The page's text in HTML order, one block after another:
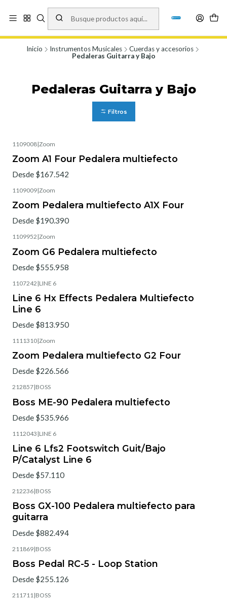
Vísita nuestro local en Los Agustinos 5478, Ñuñoa. Lunes a Viernes 9.30 a
19.00, Sábados 10:00 a 19:00 y Domingos de 10:00 a 17:00
Inicio Instrumentos Musicales
Cuerdas y accesorios
Pedaleras Guitarra y Bajo
Pedaleras Guitarra y Bajo
Filtros
1109008|Zoom
Zoom A1 Four Pedalera multiefecto
Desde $167.542
1109009|Zoom
Zoom Pedalera multiefecto A1X Four
Desde $190.390
1109952 |Zoom
Zoom G6 Pedalera multiefecto
Desde $555.958
1107242 |LINE 6
Line 6 Hx Effects Pedalera Multiefecto
Line 6
Desde $813.950
1111310|Zoom
Zoom Pedalera multiefecto G2 Four
Desde $226.566
212857|BOSS
Boss ME-90 Pedalera multiefecto
Desde $535.966
1112043 |LINE 6
Line 6 Lfs2 Footswitch Guit/Bajo
P/Catalyst Line 6
Desde $57.110
212236|BOSS
Boss GX-100 Pedalera multiefecto para
guitarra
Desde $882.494
211869|BOSS
Boss Pedal RC-5 - Loop Station
Desde $255.126
211711 |BOSS